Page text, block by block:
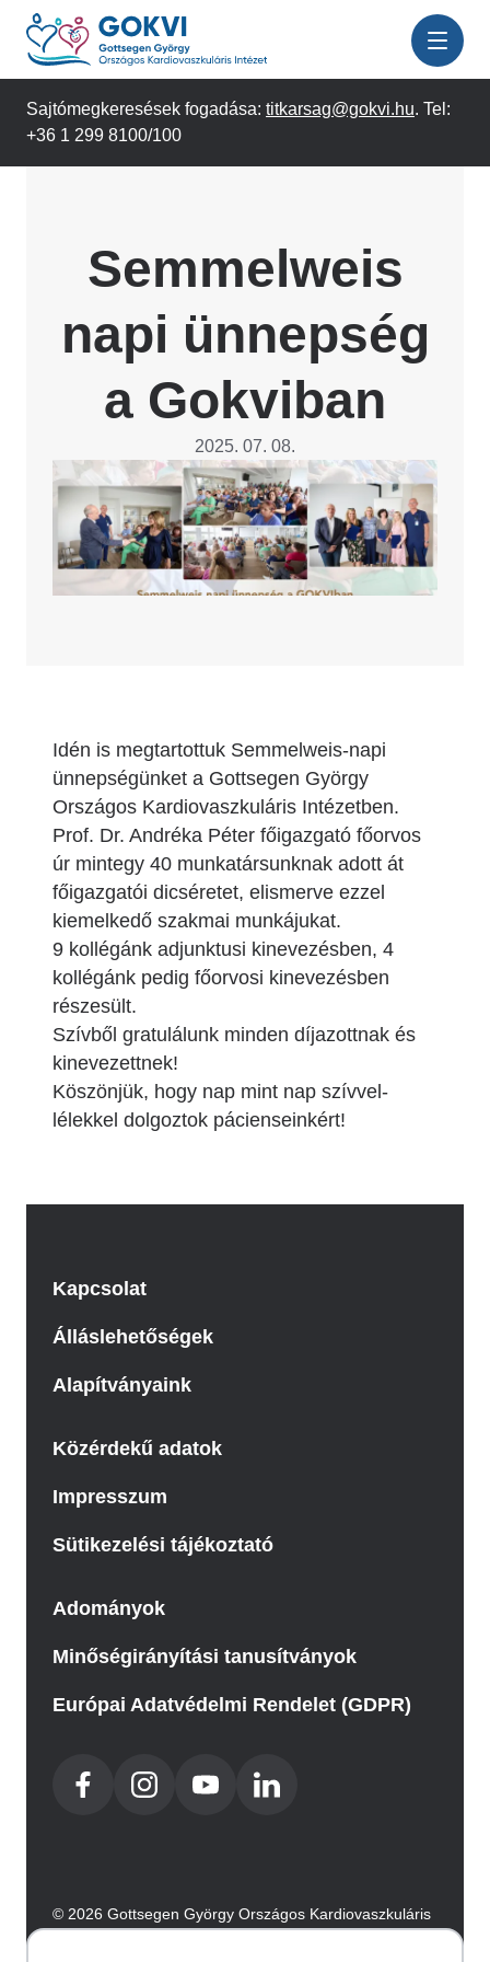
Ugrás
tartalomra
Sajtómegkeresések fogadása: titkarsag@gokvi.hu. Tel:
+36 1 299 8100/100
Semmelweis
napi ünnepség
a Gokviban
2025. 07. 08.
Image
Idén is megtartottuk Semmelweis-napi
ünnepségünket a Gottsegen György
Országos Kardiovaszkuláris Intézetben.
Prof. Dr. Andréka Péter főigazgató főorvos
úr mintegy 40 munkatársunknak adott át
főigazgatói dicséretet, elismerve ezzel
kiemelkedő szakmai munkájukat.
9 kollégánk adjunktusi kinevezésben, 4
kollégánk pedig főorvosi kinevezésben
részesült.
Szívből gratulálunk minden díjazottnak és
kinevezettnek!
Köszönjük, hogy nap mint nap szívvel-
lélekkel dolgoztok pácienseinkért!
Kapcsolat
Álláslehetőségek
Alapítványaink
Közérdekű adatok
Impresszum
Sütikezelési tájékoztató
Adományok
Minőségirányítási tanusítványok
Európai Adatvédelmi Rendelet (GDPR)
© 2026 Gottsegen György Országos Kardiovaszkuláris
Intézet. Minden jog fenntartva.